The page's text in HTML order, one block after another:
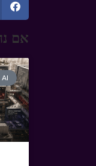
אם
AI